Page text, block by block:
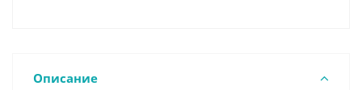
Описание